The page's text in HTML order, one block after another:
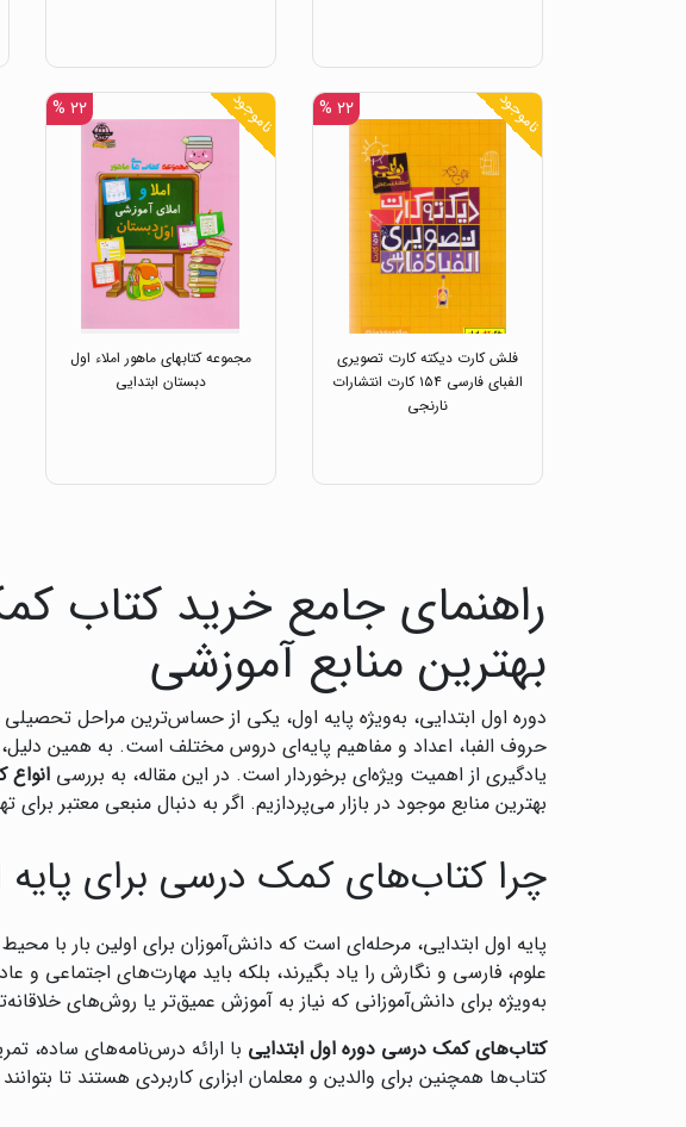
ناموجود ۲۲ %
فلش کارت دیکته کارت تصویری
الفبای فارسی ۱۵۴ کارت انتشارات
نارنجی
ناموجود ۲۲ %
مجموعه کتابهای ماهور املاء اول
دبستان ابتدایی
راهنمای جامع خرید کتاب
بهترین منابع آموزشی
دوره اول ابتدایی، به‌ویژه پایه اول، یکی از حساس‌ترین مراحل
حروف الفبا، اعداد و مفاهیم پایه‌ای دروس مختلف است. به همین
یادگیری از اهمیت ویژه‌ای برخوردار است. در این مقاله، به بررسی
بهترین منابع موجود در بازار می‌پردازیم. اگر به دنبال منبعی معتبر
چرا کتاب‌های کمک درسی برای پایه
پایه اول ابتدایی، مرحله‌ای است که دانش‌آموزان برای اولین بار با
علوم، فارسی و نگارش را یاد بگیرند، بلکه باید مهارت‌های اجتماعی و
به‌ویژه برای دانش‌آموزانی که نیاز به آموزش عمیق‌تر یا روش‌های
کتاب‌های کمک درسی دوره اول ابتدایی با ارائه درس‌نامه‌های ساده،
کتاب‌ها همچنین برای والدین و معلمان ابزاری کاربردی هستند تا